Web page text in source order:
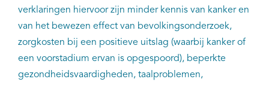
verklaringen hiervoor zijn minder kennis van kanker en
van het bewezen effect van bevolkingsonderzoek,
zorgkosten bij een positieve uitslag (waarbij kanker of
een voorstadium ervan is opgespoord), beperkte
gezondheidsvaardigheden, taalproblemen,